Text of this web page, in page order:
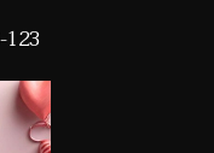
123